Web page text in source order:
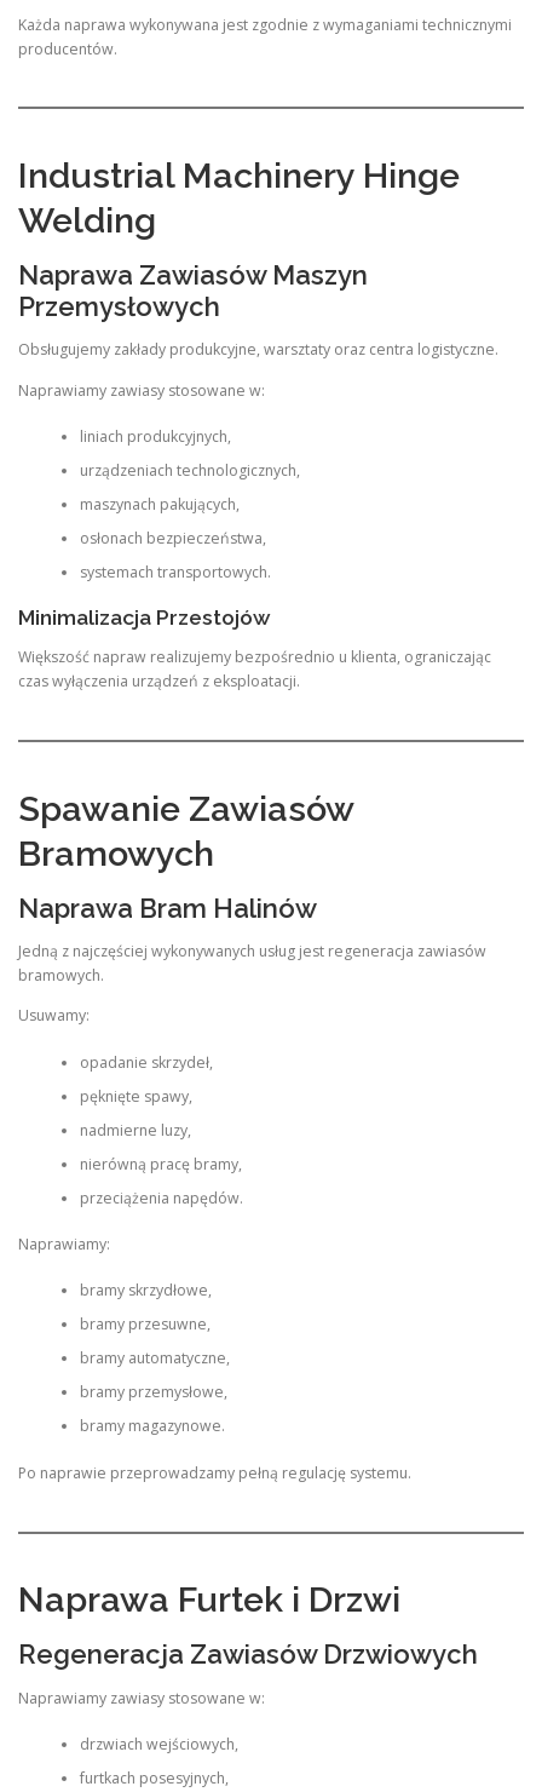
Każda naprawa wykonywana jest zgodnie z wymaganiami technicznymi
producentów.
Industrial Machinery Hinge
Welding
Naprawa Zawiasów Maszyn
Przemysłowych
Obsługujemy zakłady produkcyjne, warsztaty oraz centra logistyczne.
Naprawiamy zawiasy stosowane w:
liniach produkcyjnych,
urządzeniach technologicznych,
maszynach pakujących,
osłonach bezpieczeństwa,
systemach transportowych.
Minimalizacja Przestojów
Większość napraw realizujemy bezpośrednio u klienta, ograniczając
czas wyłączenia urządzeń z eksploatacji.
Spawanie Zawiasów
Bramowych
Naprawa Bram Halinów
Jedną z najczęściej wykonywanych usług jest regeneracja zawiasów
bramowych.
Usuwamy:
opadanie skrzydeł,
pęknięte spawy,
nadmierne luzy,
nierówną pracę bramy,
przeciążenia napędów.
Naprawiamy:
bramy skrzydłowe,
bramy przesuwne,
bramy automatyczne,
bramy przemysłowe,
bramy magazynowe.
Po naprawie przeprowadzamy pełną regulację systemu.
Naprawa Furtek i Drzwi
Regeneracja Zawiasów Drzwiowych
Naprawiamy zawiasy stosowane w:
drzwiach wejściowych,
furtkach posesyjnych,